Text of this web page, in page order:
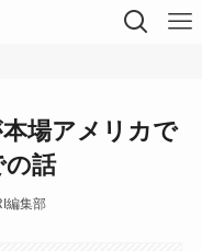
場アメリカで
の話
編集部